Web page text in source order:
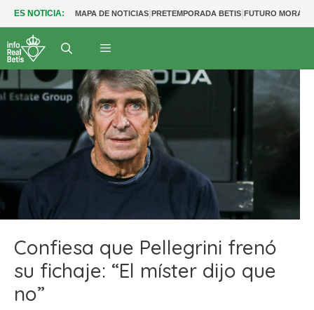
ES NOTICIA: MAPA DE NOTICIAS|PRETEMPORADA BETIS|FUTURO
Confiesa que Pellegrini frenó
su fichaje: “El míster dijo que
no”